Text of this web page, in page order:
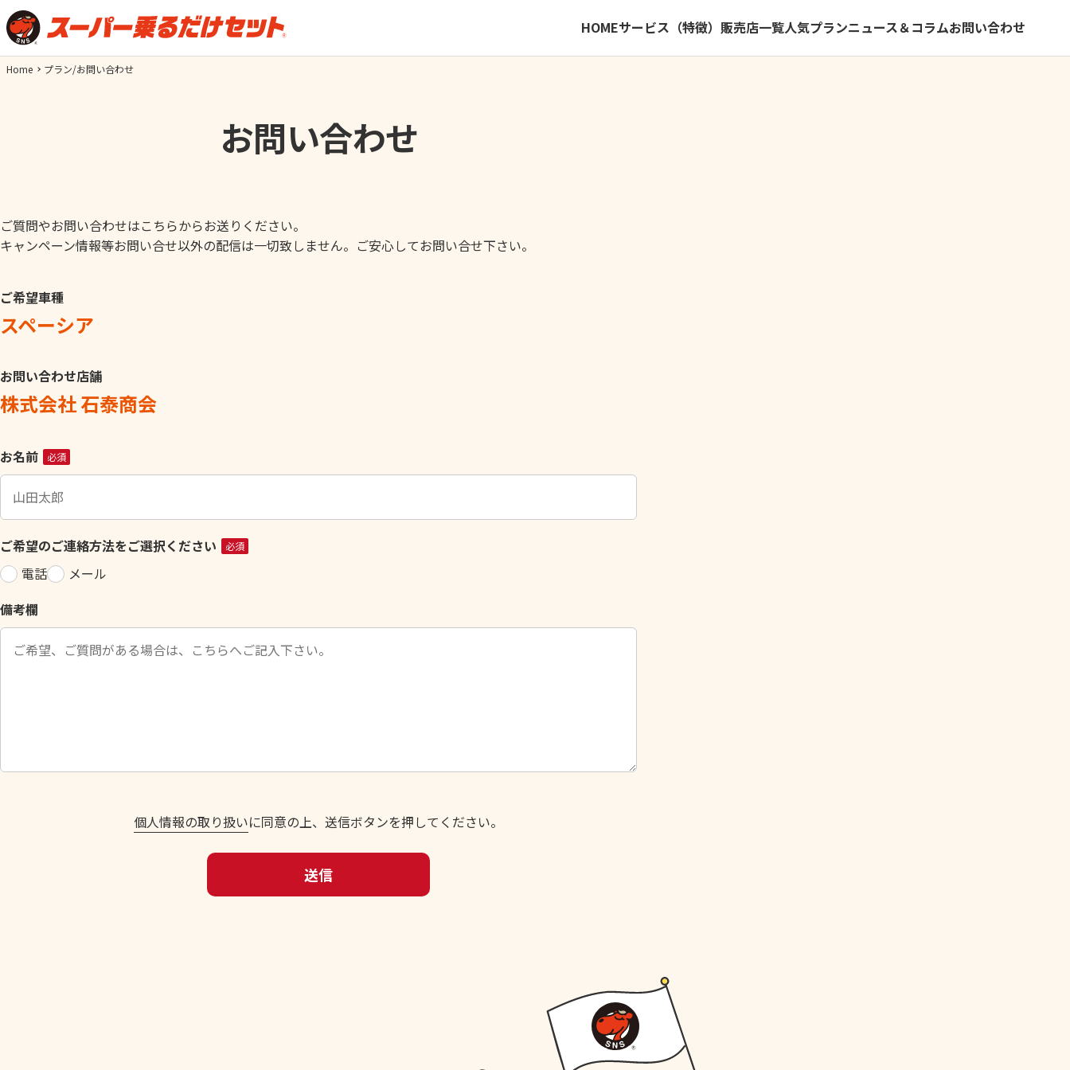
HOMEサービス（特徴） 販売店一覧人気プランニュース＆コラムお問い合わせ
Home プラン/お問い合わせ
お問い合わせ
ご質問やお問い合わせはこちらからお送りください。
キャンペーン情報等お問い合せ以外の配信は一切致しません。ご安心してお問い合せ下さい。
ご希望車種
スペーシア
お問い合わせ店舗
株式会社 石泰商会
こ
の
ィ
ー
ル
ド
空
の
だ
お名前 必須
ご希望のご連絡方法をご選択ください 必須
電話
メール
備考欄
個人情報の取り扱いに同意の上、送信ボタンを押してください。